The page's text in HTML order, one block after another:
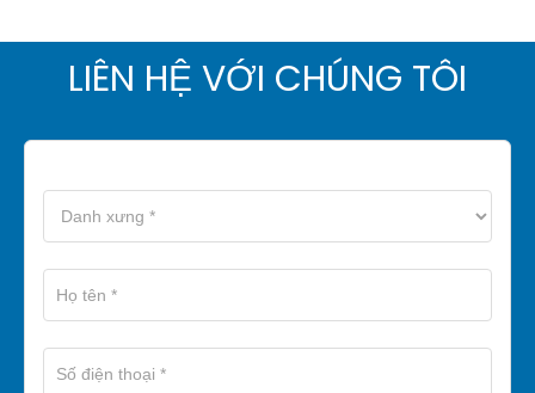
LIÊN HỆ VỚI CHÚNG TÔI